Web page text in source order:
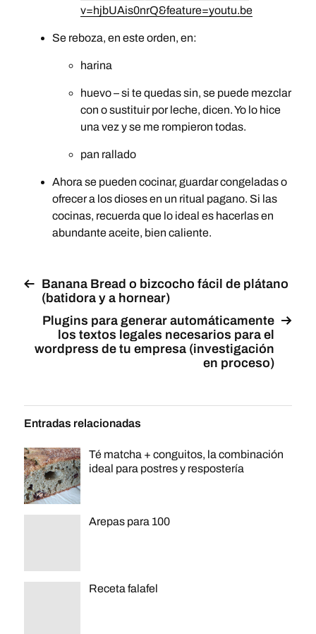
v=hjbUAis0nrQ&feature=youtu.be
Se reboza, en este orden, en:
harina
huevo – si te quedas sin, se puede mezclar
con o sustituir por leche, dicen. Yo lo hice
una vez y se me rompieron todas.
pan rallado
Ahora se pueden cocinar, guardar congeladas o
ofrecer a los dioses en un ritual pagano. Si las
cocinas, recuerda que lo ideal es hacerlas en
abundante aceite, bien caliente.
Banana Bread o bizcocho fácil de plátano
(batidora y a hornear)
Plugins para generar automáticamente
los textos legales necesarios para el
wordpress de tu empresa (investigación
en proceso)
Entradas relacionadas
Té matcha + conguitos, la combinación
ideal para postres y respostería
Arepas para 100
Receta falafel